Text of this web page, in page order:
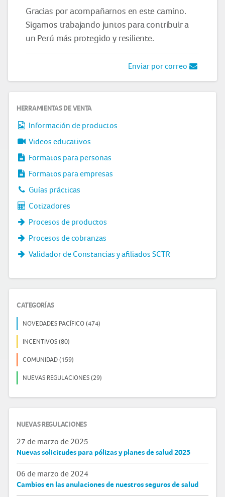
Gracias por acompañarnos en este camino.
Sigamos trabajando juntos para contribuir a
un Perú más protegido y resiliente.
Enviar por correo
HERRAMIENTAS DE VENTA
Información de productos
Videos educativos
Formatos para personas
Formatos para empresas
Guías prácticas
Cotizadores
Procesos de productos
Procesos de cobranzas
Validador de Constancias y afiliados SCTR
CATEGORÍAS
NOVEDADES PACÍFICO (474)
INCENTIVOS (80)
COMUNIDAD (159)
NUEVAS REGULACIONES (29)
NUEVAS REGULACIONES
27 de marzo de 2025
Nuevas solicitudes para pólizas y planes de salud 2025
06 de marzo de 2024
Cambios en las anulaciones de nuestros seguros de salud